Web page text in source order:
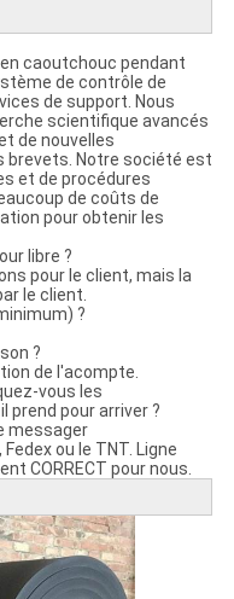
caoutchouc pendant
de contrôle de
de support. Nous
scientifique avancés
de nouvelles
brevets. Notre société est
et de procédures
de coûts de
pour obtenir les
libre ?
pour le client, mais la
le client.
?
?
de l'acompte.
vous les
prend pour arriver ?
messager
ou le TNT. Ligne
CORRECT pour nous.